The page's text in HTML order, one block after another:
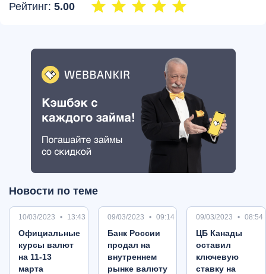
Рейтинг: 5.00
Новости по теме
10/03/2023 13:43
Oфициальные
курсы валют
на 11-13
марта
09/03/2023 09:14
Банк России
продал на
внутреннем
рынке валюту
09/03/2023 08:54
ЦБ Канады
оставил
ключевую
ставку на